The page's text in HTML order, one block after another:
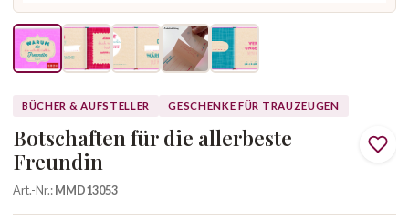
BÜCHER & AUFSTELLER GESCHENKE FÜR TRAUZEUGEN
Botschaften für die allerbeste
Freundin
Art.-Nr.:MMD13053